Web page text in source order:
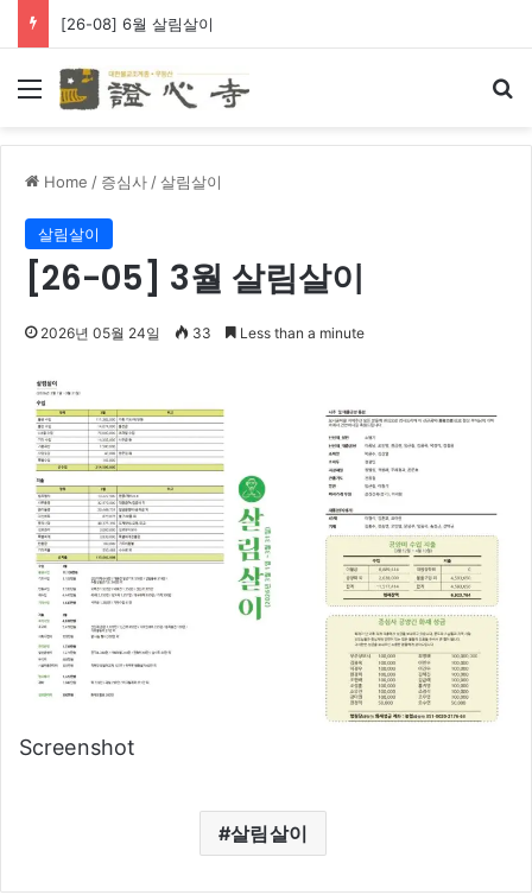
[26-08] 6월 살림살이
Menu
Home / 증심사 /살림살이
살림살이
[26-05] 3월 살림살이
2026년 05월 24일 33 Less than a minute
Screenshot
살림살이